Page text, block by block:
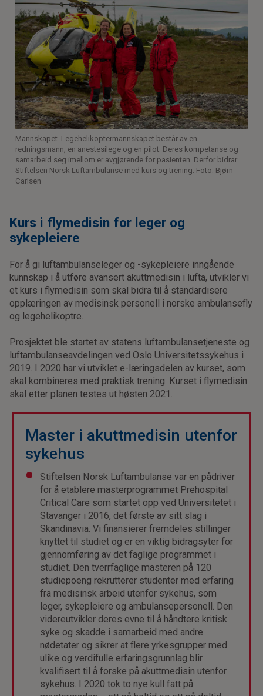
Mannskapet. Legehelikoptermannskapet består av en
redningsmann, en anestesilege og en pilot. Deres kompetanse og
samarbeid seg imellom er avgjørende for pasienten. Derfor bidrar
Stiftelsen Norsk Luftambulanse med kurs og trening. Foto: Bjørn
Carlsen
Kurs i flymedisin for leger og
sykepleiere
For å gi luftambulanseleger og -sykepleiere inngående
kunnskap i å utføre avansert akuttmedisin i lufta, utvikler vi
et kurs i flymedisin som skal bidra til å standardisere
opplæringen av medisinsk personell i norske ambulansefly
og legehelikoptre.
Prosjektet ble startet av statens luftambulansetjeneste og
luftambulanseavdelingen ved Oslo Universitetssykehus i
2019. I 2020 har vi utviklet e-læringsdelen av kurset, som
skal kombineres med praktisk trening. Kurset i flymedisin
skal etter planen testes ut høsten 2021.
Master i akuttmedisin utenfor
sykehus
Stiftelsen Norsk Luftambulanse var en pådriver
for å etablere masterprogrammet Prehospital
Critical Care som startet opp ved Universitetet i
Stavanger i 2016, det første av sitt slag i
Skandinavia. Vi finansierer fremdeles stillinger
knyttet til studiet og er en viktig bidragsyter for
gjennomføring av det faglige programmet i
studiet. Den tverrfaglige masteren på 120
studiepoeng rekrutterer studenter med erfaring
fra medisinsk arbeid utenfor sykehus, som
leger, sykepleiere og ambulansepersonell. Den
videreutvikler deres evne til å håndtere kritisk
syke og skadde i samarbeid med andre
nødetater og sikrer at flere yrkesgrupper med
ulike og verdifulle erfaringsgrunnlag blir
kvalifisert til å forske på akuttmedisin utenfor
sykehus. I 2020 tok to nye kull fatt på